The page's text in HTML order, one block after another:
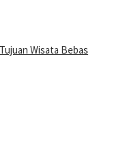
Wisata Bebas